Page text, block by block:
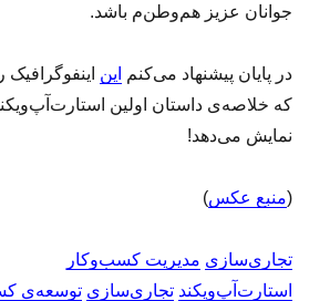
جوانان عزیز هم‌وطن‌م باشد.
در پایان پیشنهاد می‌کنم این
که خلاصه‌ی داستان اولین
نمایش می‌دهد!
(منبع عکس)
تجاری‌سازی مدیریت کسب‌و‌کار
استارت‌آپ‌ویکند تجاری‌سازی توسعه‌ی